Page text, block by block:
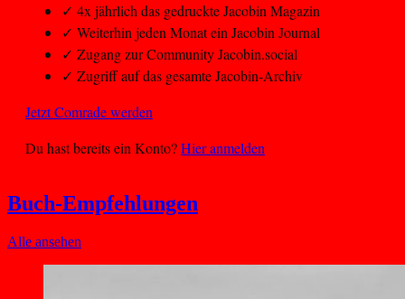
✓ 4x jährlich das gedruckte Jacobin Magazin
✓ Weiterhin jeden Monat ein Jacobin Journal
✓ Zugang zur Community Jacobin.social
✓ Zugriff auf das gesamte Jacobin-Archiv
Jetzt Comrade werden
Du hast bereits ein Konto?Hier anmelden
Buch-Empfehlungen
Alle ansehen